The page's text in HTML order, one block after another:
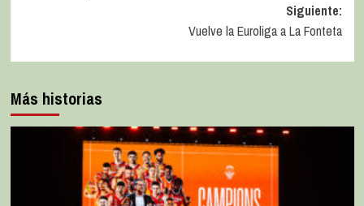
Siguiente:
Vuelve la Euroliga a La Fonteta
Más historias